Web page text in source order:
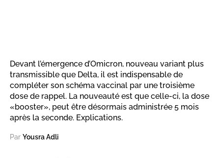
Devant l’émergence d’Omicron, nouveau variant plus
transmissible que Delta, il est indispensable de
compléter son schéma vaccinal par une troisième
dose de rappel. La nouveauté est que celle-ci, la dose
«booster», peut être désormais administrée 5 mois
après la seconde. Explications.
Par Yousra Adli